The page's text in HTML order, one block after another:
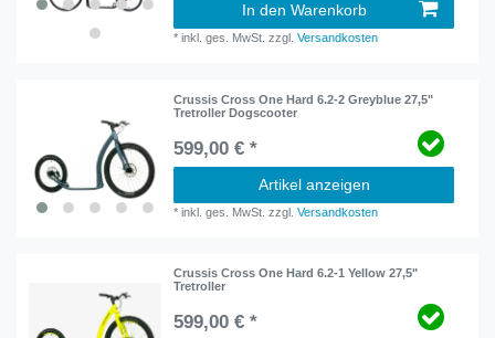
In den Warenkorb
*inkl. ges. MwSt. zzgl.Versandkosten
Crussis Cross One Hard 6.2-2 Greyblue 27,5"
Tretroller Dogscooter
599,00 € *
Artikel anzeigen
*inkl. ges. MwSt. zzgl.Versandkosten
Crussis Cross One Hard 6.2-1 Yellow 27,5"
Tretroller
599,00 € *